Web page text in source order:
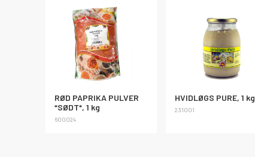
RØD PAPRIKA PULVER
*SØDT*, 1 kg
600024
HVIDLØGS PURE, 1 kg
231001